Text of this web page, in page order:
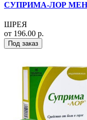
СУПРИМА-ЛОР
ШРЕЯ
от 196.00 р.
Под заказ